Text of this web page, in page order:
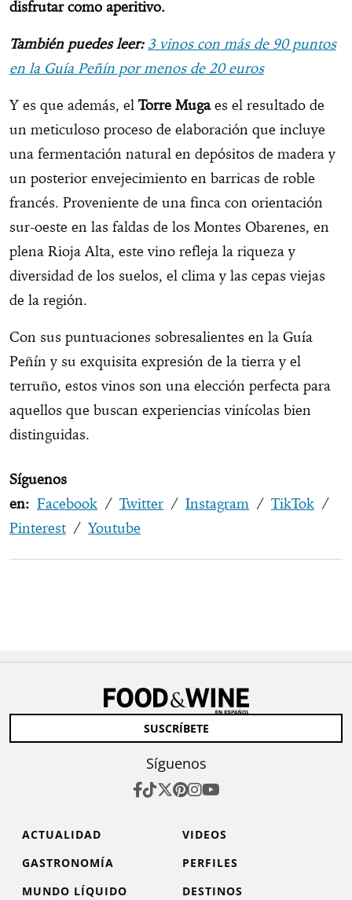
disfrutar como aperitivo.
También puedes leer: 3 vinos con más de 90 puntos
en la Guía Peñín por menos de 20 euros
Y es que además, elTorre Mugaes el resultado de
un meticuloso proceso de elaboración que incluye
una fermentación natural en depósitos de madera y
un posterior envejecimiento en barricas de roble
francés. Proveniente de una finca con orientación
sur-oeste en las faldas de los Montes Obarenes, en
plena Rioja Alta, este vino refleja la riqueza y
diversidad de los suelos, el clima y las cepas viejas
de la región.
Con sus puntuaciones sobresalientes en la Guía
Peñín y su exquisita expresión de la tierra y el
terruño, estos vinos son una elección perfecta para
aquellos que buscan experiencias vinícolas bien
distinguidas.
Síguenos
en: Facebook / Twitter / Instagram / TikTok /
Pinterest / Youtube
SUSCRÍBETE
Síguenos
ACTUALIDAD
VIDEOS
GASTRONOMÍA
PERFILES
MUNDO LÍQUIDO
DESTINOS